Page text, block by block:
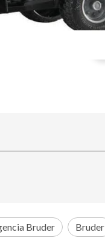
Bruder Bruder